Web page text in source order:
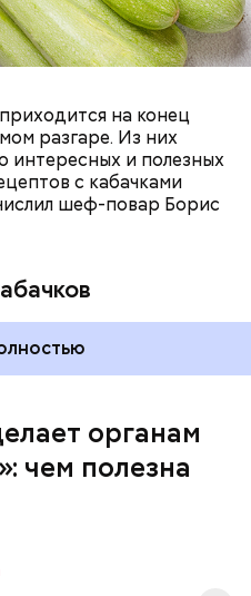
на конец
разгаре. Из них
интересных и полезных
с кабачками
шеф-повар Борис
органам
чем полезна
действие;
антиоксидант,
тургор кожи;
нежная и забирает
и соли тяжелых
количестве) —
женщинам,
трубка у
принимать для
сосуды под
более 300 реакций